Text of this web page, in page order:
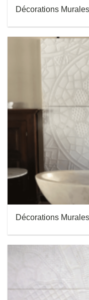
Décorations
Décorations